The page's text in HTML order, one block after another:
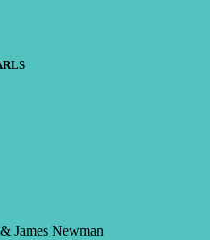
James Newman